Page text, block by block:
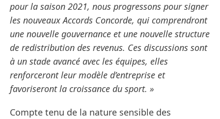
pour la saison 2021, nous progressons pour signer
les nouveaux Accords Concorde, qui comprendront
une nouvelle gouvernance et une nouvelle structure
de redistribution des revenus. Ces discussions sont
à un stade avancé avec les équipes, elles
renforceront leur modèle d’entreprise et
favoriseront la croissance du sport. »
Compte tenu de la nature sensible des